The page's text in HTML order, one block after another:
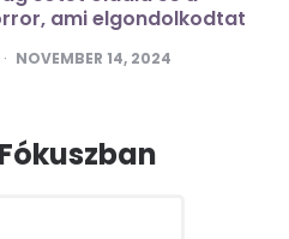
ami elgondolkodtat
NOVEMBER 14, 2024